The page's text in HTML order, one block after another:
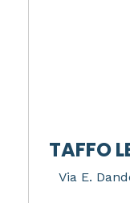
TAFFO
Via E.